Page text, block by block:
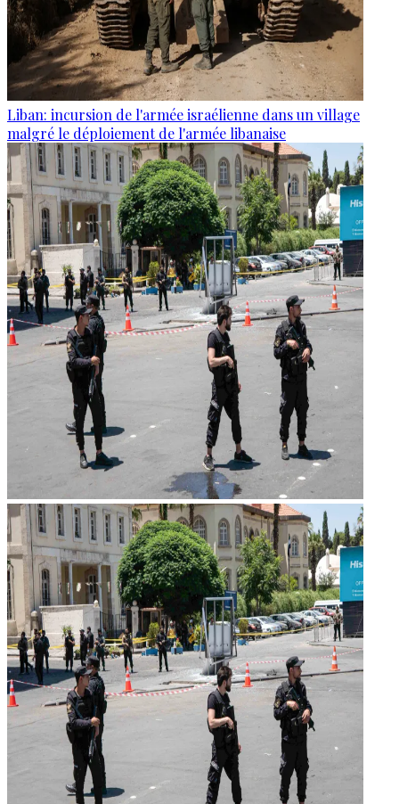
Liban: incursion de l'armée israélienne dans un village
malgré le déploiement de l'armée libanaise